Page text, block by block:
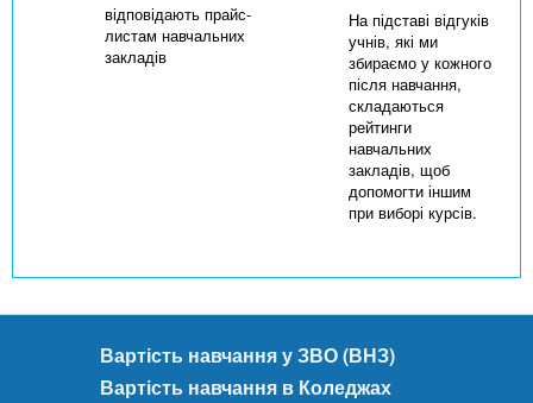
відповідають прайс-
листам навчальних
закладів
На підставі відгуків
учнів, які ми
збираємо у кожного
після навчання,
складаються
рейтинги
навчальних
закладів, щоб
допомогти іншим
при виборі курсів.
Вартість навчання у ЗВО (ВНЗ)
Вартість навчання в Коледжах